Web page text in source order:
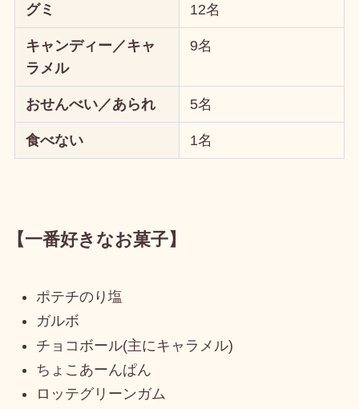
グミ 12名
キャンディー／キャ
ラメル
9名
おせんべい／あられ 5名
食べない 1名
【一番好きなお菓子】
ポテチのり塩
ガルボ
チョコボール(主にキャラメル)
ちょこあーんぱん
ロッテグリーンガム